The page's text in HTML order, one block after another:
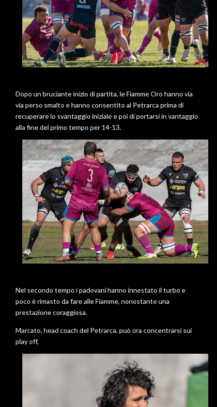
Dopo un bruciante inizio di partita, le Fiamme Oro hanno via
via perso smalto e hanno consentito al Petrarca prima di
recuperare lo svantaggio iniziale e poi di portarsi in vantaggio
alla fine del primo tempo per 14-13.
Nel secondo tempo i padovani hanno innestato il turbo e
poco è rimasto da fare alle Fiamme, nonostante una
prestazione coraggiosa.
Marcato, head coach del Petrarca, può ora concentrarsi sui
play off,